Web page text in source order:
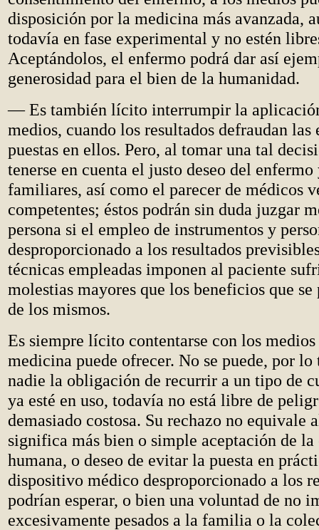
disposición por la medicina más avanzada,
todavía en fase experimental y no estén
Aceptándolos, el enfermo podrá dar así
generosidad para el bien de la humanidad.
— Es también lícito interrumpir la
medios, cuando los resultados defraudan las
puestas en ellos. Pero, al tomar una tal
tenerse en cuenta el justo deseo del enfermo
familiares, así como el parecer de médicos
competentes; éstos podrán sin duda juzgar
persona si el empleo de instrumentos y
desproporcionado a los resultados
técnicas empleadas imponen al paciente
molestias mayores que los beneficios que se
de los mismos.
Es siempre lícito contentarse con los
medicina puede ofrecer. No se puede, por
nadie la obligación de recurrir a un tipo de
ya esté en uso, todavía no está libre de
demasiado costosa. Su rechazo no equivale
significa más bien o simple aceptación de
humana, o deseo de evitar la puesta en
dispositivo médico desproporcionado a los
podrían esperar, o bien una voluntad de no
excesivamente pesados a la familia o la